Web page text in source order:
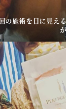
の施術を目に見え